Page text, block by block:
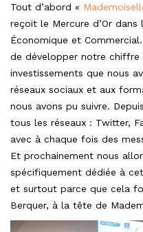
Tout d’abord «
reçoit le Mercure d’Or
Économique et
de développer notre chiffre
investissements que nous
réseaux sociaux et aux
nous avons pu suivre.
tous les réseaux : Twitter,
avec à chaque fois des
Et prochainement nous
spécifiquement dédiée à
et surtout parce que cela
Berquer, à la tête de